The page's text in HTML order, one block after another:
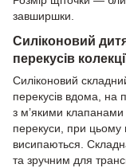
завширшки.
Силіконовий
перекусів
Силіконовий
перекусів вдома, на
з м’якими клапанами
перекуси, при цьому
висипаються.
та зручним для